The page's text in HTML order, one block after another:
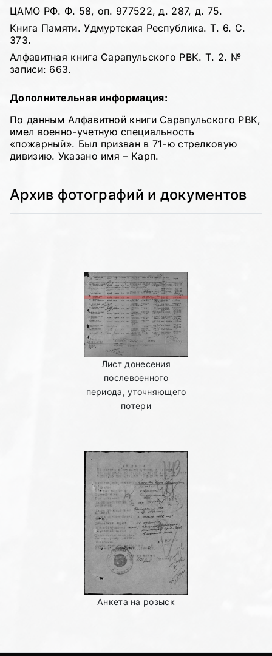
ЦАМО РФ. Ф. 58, оп. 977522, д. 287, д. 75.
Книга Памяти. Удмуртская Республика. Т. 6. С.
373.
Алфавитная книга Сарапульского РВК. Т. 2. №
записи: 663.
Дополнительная информация:
По данным Алфавитной книги Сарапульского РВК,
имел военно-учетную специальность
«пожарный». Был призван в 71-ю стрелковую
дивизию. Указано имя – Карп.
Архив фотографий и документов
Лист донесения
послевоенного
периода, уточняющего
потери
Анкета на розыск